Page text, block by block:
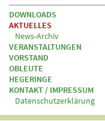
DOWNLOADS
AKTUELLES
News-Archiv
VERANSTALTUNGEN
VORSTAND
OBLEUTE
HEGERINGE
KONTAKT / IMPRESSUM
Datenschutzerklärung